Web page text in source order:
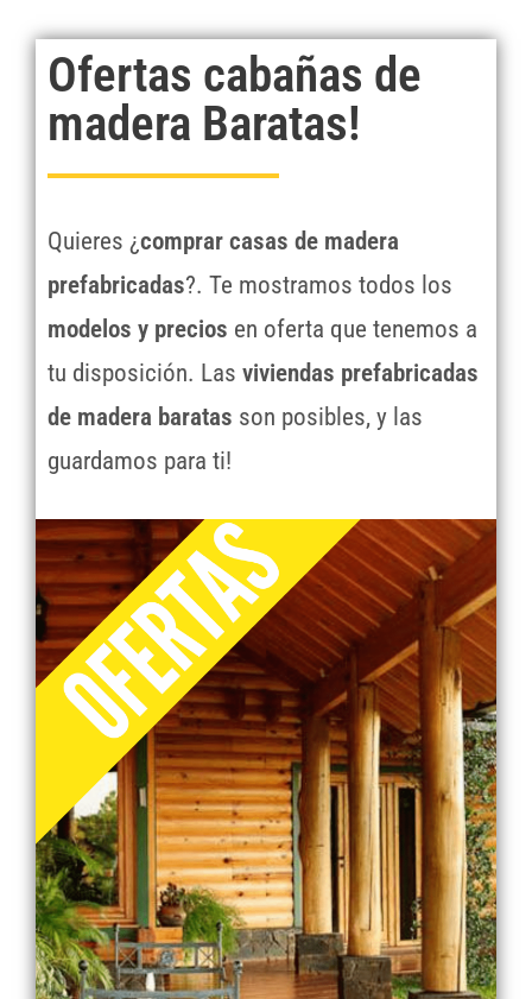
Ofertas cabañas de
madera Baratas!
Quieres ¿comprar casas de madera
prefabricadas?. Te mostramos todos los
modelos y precios en oferta que tenemos a
tu disposición. Las viviendas prefabricadas
de madera baratas son posibles, y las
guardamos para ti!